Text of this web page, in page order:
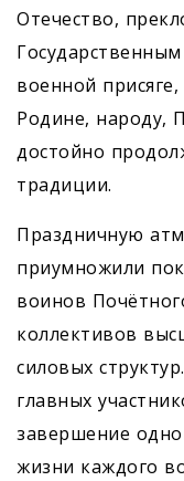
Отечество,
военной
Родине, народу,
достойно
традиции.
Праздничную
приумножили
воинов
коллективов
силовых
главных
завершение
жизни каждого